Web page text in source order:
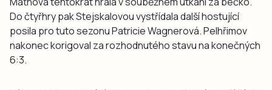
Do čtyřhry pak Stejskalovou vystřídala další hostující
posila pro tuto sezonu Patricie Wagnerová. Pelhřimov
nakonec korigoval za rozhodnutého stavu na konečných
6:3.